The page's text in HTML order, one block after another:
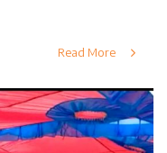
Read More